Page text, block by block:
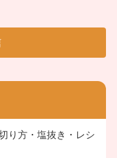
り方・塩抜き・レシ